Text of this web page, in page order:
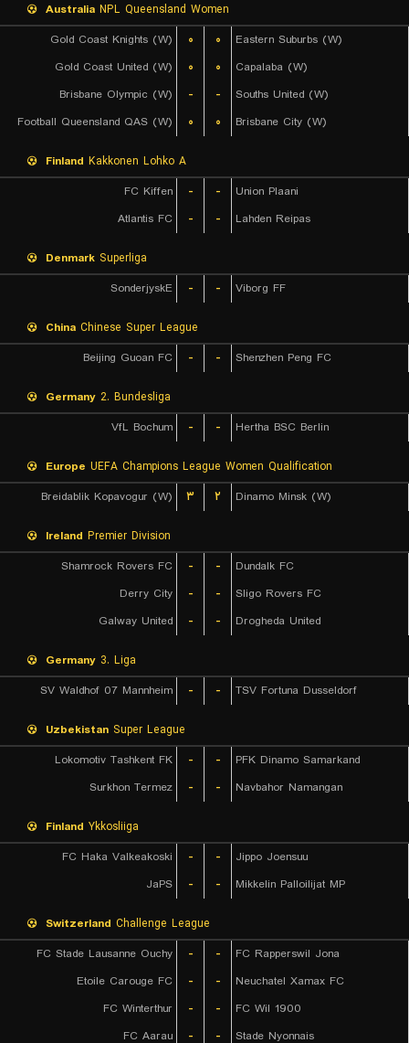
Australia NPL Queensland Women
Gold Coast Knights (W)
۰ ۰
Eastern Suburbs (W)
Gold Coast United (W)
۰ ۰
Capalaba (W)
Brisbane Olympic (W)
- -
Souths United (W)
Football Queensland QAS (W)
۰ ۰ Brisbane City (W)
Finland Kakkonen Lohko A
FC Kiffen
- -
Union Plaani
Atlantis FC
- - Lahden Reipas
Denmark Superliga
SonderjyskE
- - Viborg FF
China Chinese Super League
Beijing Guoan FC
- - Shenzhen Peng FC
Germany 2. Bundesliga
VfL Bochum
- - Hertha BSC Berlin
Europe UEFA Champions League Women Qualification
Breidablik Kopavogur (W)
۳ ۲ Dinamo Minsk (W)
Ireland Premier Division
Shamrock Rovers FC
- -
Dundalk FC
Derry City
- -
Sligo Rovers FC
Galway United
- - Drogheda United
Germany 3. Liga
SV Waldhof 07 Mannheim
- - TSV Fortuna Dusseldorf
Uzbekistan Super League
Lokomotiv Tashkent FK
- -
PFK Dinamo Samarkand
Surkhon Termez
- - Navbahor Namangan
Finland Ykkosliiga
FC Haka Valkeakoski
- -
Jippo Joensuu
JaPS
- - Mikkelin Palloilijat MP
Switzerland Challenge League
FC Stade Lausanne Ouchy
- -
FC Rapperswil Jona
Etoile Carouge FC
- -
Neuchatel Xamax FC
FC Winterthur
- -
FC Wil 1900
FC Aarau
- - Stade Nyonnais